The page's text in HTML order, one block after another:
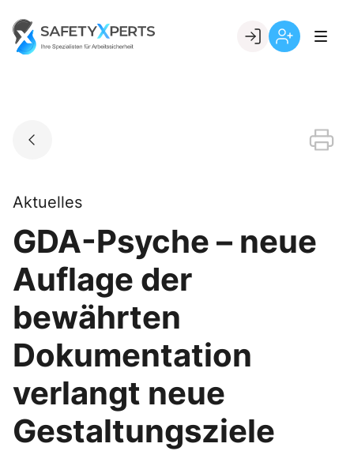
content
Go to landing page.
Aktuelles
GDA-Psyche – neue
Auflage der
bewährten
Dokumentation
verlangt neue
Gestaltungsziele